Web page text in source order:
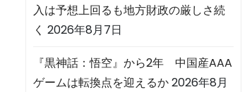
入は予想上回るも地方財政の厳しさ続
く 2026年8月7日
『黒神話：悟空』から2年 中国産AAA
ゲームは転換点を迎えるか2026年8月